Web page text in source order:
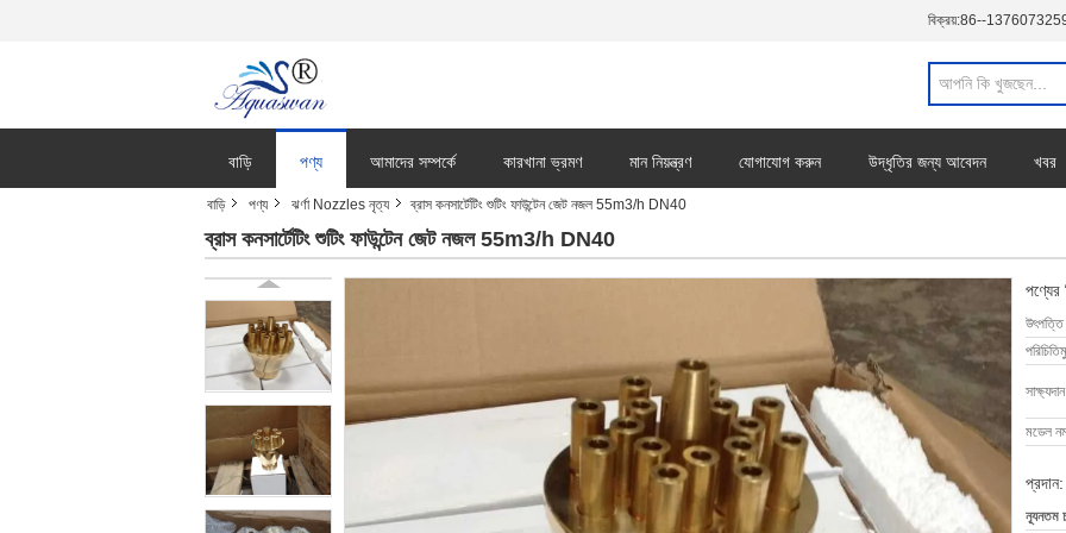
বিক্রয়:86--
বাড়ি পণ্য আমাদের সম্পর্কে কারখানা ভ্রমণ মান নিয়ন্ত্রণ যোগাযোগ করুন উদ্ধৃতির জন্য আবেদন খবর
বাড়ি পণ্য ঝর্ণা Nozzles নৃত্য ব্রাস কনসার্টেটিং শুটিং ফাউন্টেন জেট নজল 55m3/h DN40
ব্রাস কনসার্টেটিং শুটিং ফাউন্টেন জেট নজল 55m3/h DN40
পণ্যের
মডেল
প্রদান:
ন্যূনতম